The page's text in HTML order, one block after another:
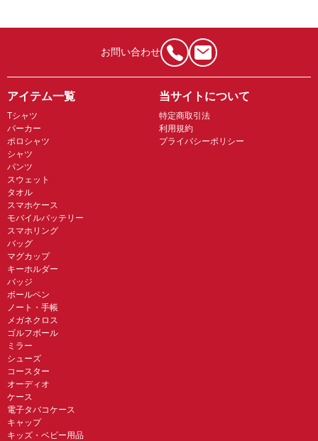
お問い合わせ
アイテム一覧
Tシャツ
パーカー
ポロシャツ
シャツ
パンツ
スウェット
タオル
スマホケース
モバイルバッテリー
スマホリング
バッグ
マグカップ
キーホルダー
バッジ
ボールペン
ノート・手帳
メガネクロス
ゴルフボール
ミラー
シューズ
コースター
オーディオ
ケース
電子タバコケース
キャップ
キッズ・ベビー用品
当サイトについて
特定商取引法
利用規約
プライバシーポリシー